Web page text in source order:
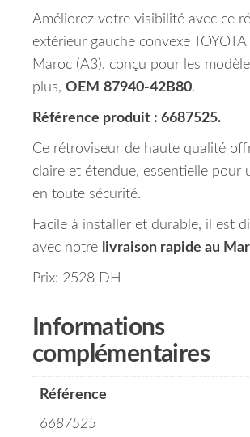
Améliorez votre visibilité avec ce
extérieur gauche convexe TOYOTA
Maroc (A3), conçu pour les
plus, OEM 87940-42B80.
Référence produit : 6687525.
Ce rétroviseur de haute qualité
claire et étendue, essentielle pour
en toute sécurité.
Facile à installer et durable, il est
avec notre livraison rapide au
Prix: 2528 DH
Informations
complémentaires
Référence
6687525